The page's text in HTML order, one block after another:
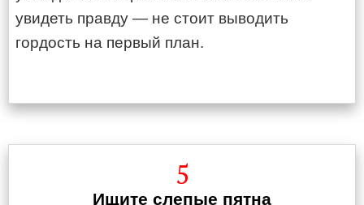
увидеть правду — не стоит выводить
гордость на первый план.
5
Ищите слепые пятна